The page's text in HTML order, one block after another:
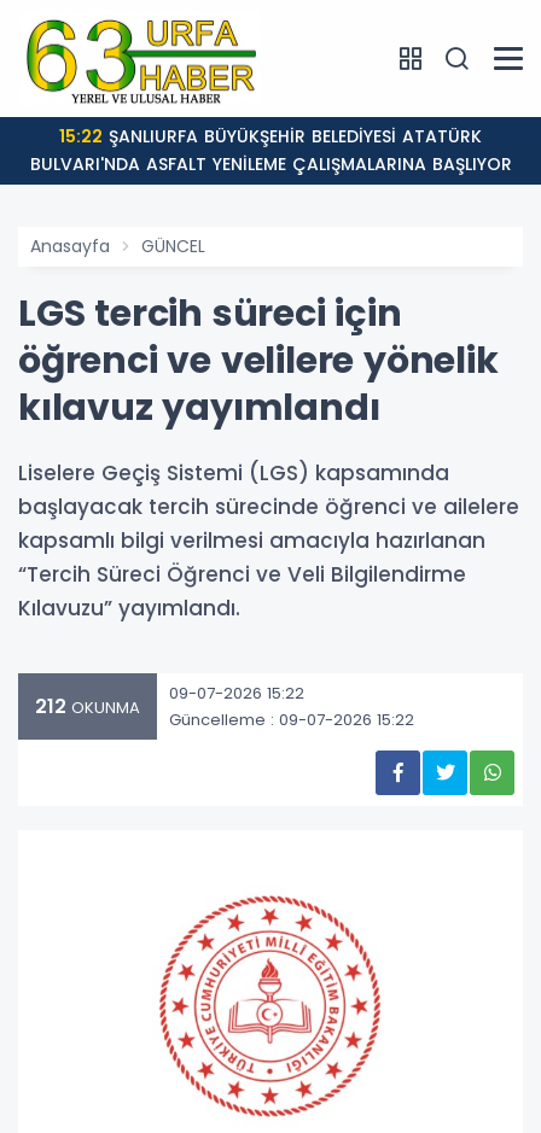
15:22
BULVARI'NDA ASFALT YENİLEME ÇALIŞMALARINA BAŞLIYOR
Anasayfa GÜNCEL
LGS tercih süreci için
öğrenci ve velilere yönelik
kılavuz yayımlandı
Liselere Geçiş Sistemi (LGS) kapsamında
başlayacak tercih sürecinde öğrenci ve ailelere
kapsamlı bilgi verilmesi amacıyla hazırlanan
“Tercih Süreci Öğrenci ve Veli Bilgilendirme
Kılavuzu” yayımlandı.
212 OKUNMA
09-07-2026 15:22
Güncelleme : 09-07-2026 15:22